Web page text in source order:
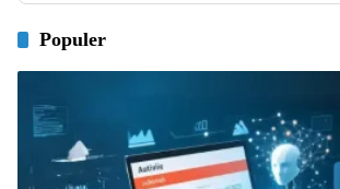
Populer